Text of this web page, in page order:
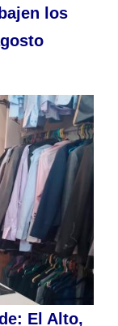
los
El Alto,